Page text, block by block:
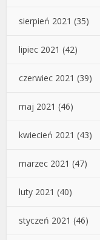
sierpień 2021 (35)
lipiec 2021 (42)
czerwiec 2021 (39)
maj 2021 (46)
kwiecień 2021 (43)
marzec 2021 (47)
luty 2021 (40)
styczeń 2021 (46)